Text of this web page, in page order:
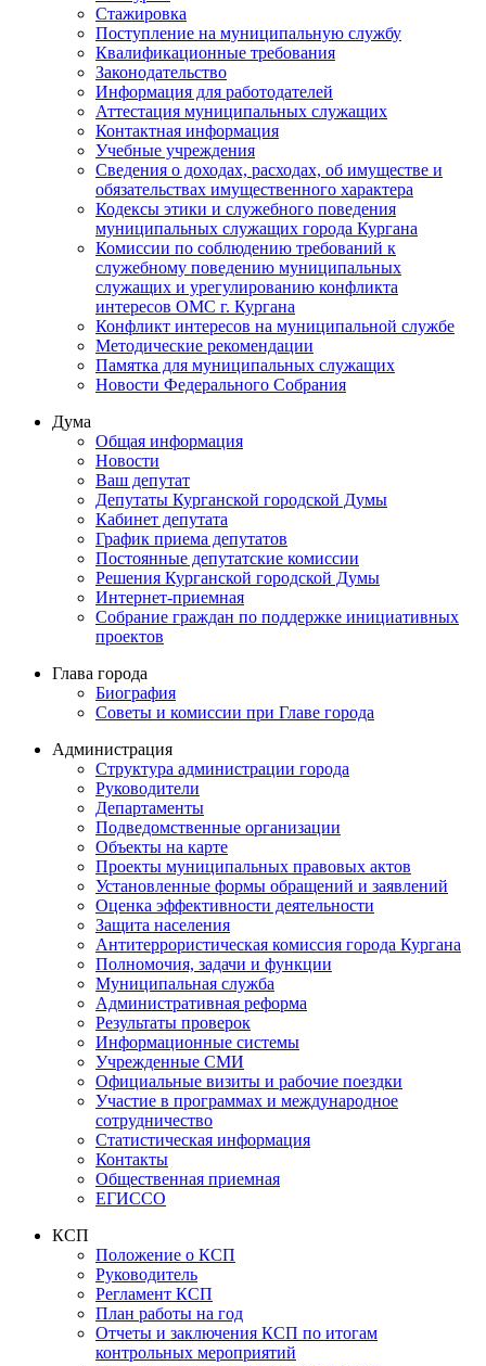
Стажировка
Поступление на муниципальную службу
Квалификационные требования
Законодательство
Информация для работодателей
Аттестация муниципальных служащих
Контактная информация
Учебные учреждения
Сведения о доходах, расходах, об имуществе и
обязательствах имущественного характера
Кодексы этики и служебного поведения
муниципальных служащих города Кургана
Комиссии по соблюдению требований к
служебному поведению муниципальных
служащих и урегулированию конфликта
интересов ОМС г. Кургана
Конфликт интересов на муниципальной службе
Методические рекомендации
Памятка для муниципальных служащих
Новости Федерального Cобрания
Дума
Общая информация
Новости
Ваш депутат
Депутаты Курганской городской Думы
Кабинет депутата
График приема депутатов
Постоянные депутатские комиссии
Решения Курганской городской Думы
Интернет-приемная
Собрание граждан по поддержке инициативных
проектов
Глава города
Биография
Советы и комиссии при Главе города
Администрация
Структура администрации города
Руководители
Департаменты
Подведомственные организации
Объекты на карте
Проекты муниципальных правовых актов
Установленные формы обращений и заявлений
Оценка эффективности деятельности
Защита населения
Антитеррористическая комиссия города Кургана
Полномочия, задачи и функции
Муниципальная служба
Административная реформа
Результаты проверок
Информационные системы
Учрежденные СМИ
Официальные визиты и рабочие поездки
Участие в программах и международное
сотрудничество
Статистическая информация
Контакты
Общественная приемная
ЕГИССО
КСП
Положение о КСП
Руководитель
Регламент КСП
План работы на год
Отчеты и заключения КСП по итогам
контрольных мероприятий